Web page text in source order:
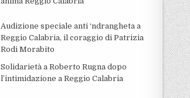
Audizione speciale anti ‘ndrangheta a
Reggio Calabria, il coraggio di Patrizia
Rodi Morabito
Solidarietà a Roberto Rugna dopo
l’intimidazione a Reggio Calabria